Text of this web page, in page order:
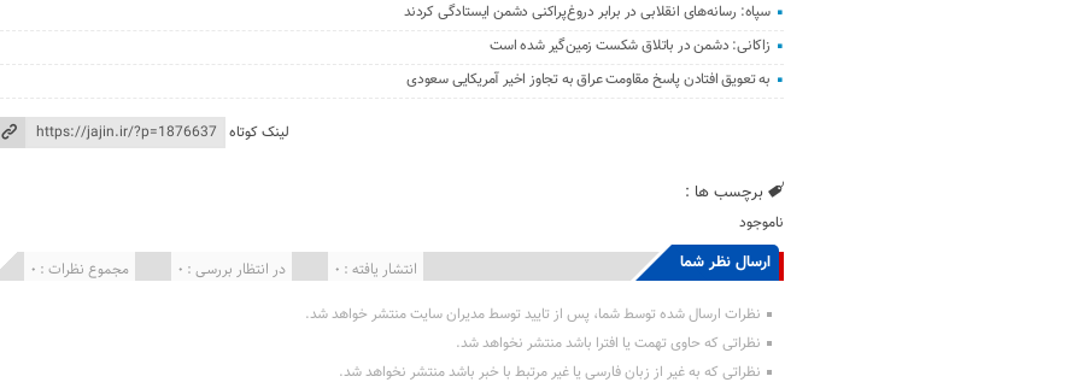
سپاه: رسانه‌های انقلابی در برابر دروغ‌پراکنی دشمن ایستادگی کردند
زاکانی: دشمن در باتلاق شکست زمین‌گیر شده است
به تعویق افتادن پاسخ مقاومت عراق به تجاوز اخیر آمریکایی سعودی
لینک کوتاه
برچسب ها :
ناموجود
ارسال نظر شما مجموع نظرات : 0 در انتظار بررسی : 0 انتشار یافته : 0
نظرات ارسال شده توسط شما، پس از تایید توسط مدیران سایت منتشر خواهد شد.
نظراتی که حاوی تهمت یا افترا باشد منتشر نخواهد شد.
نظراتی که به غیر از زبان فارسی یا غیر مرتبط با خبر باشد منتشر نخواهد شد.